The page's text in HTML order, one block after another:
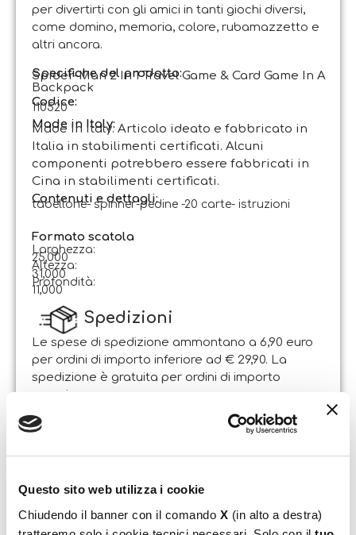
Questo sito web utilizza i cookie
Chiudendo il banner con il comando X (in alto a destra)
per divertirti con gli amici in tanti giochi diversi,
come domino, memoria, colore, rubamazzetto e
altri ancora.
Specifiche del prodotto:
Spider-Man 2 In 1 Travel Game & Card Game In A
Backpack
Codice:
110520
Made in Italy:
Made in Italy. Articolo ideato e fabbricato in
Italia in stabilimenti certificati. Alcuni
componenti potrebbero essere fabbricati in
Cina in stabilimenti certificati.
Contenuti e dettagli:
tabellone- spinner-pedine -20 carte- istruzioni
Formato scatola
Larghezza:
25,000
Altezza:
31,000
Profondità:
11,000
Spedizioni
Le spese di spedizione ammontano a 6,90 euro
per ordini di importo inferiore ad € 29,90. La
spedizione è gratuita per ordini di importo
superiore.
Il pacco sarà spedito entro 1-2 giorni lavorativi
domenica non si effettuano spedizioni.
Resi
Il Cliente può esercitare il diritto di recesso entro e
non oltre 14 giorni lavorativi dalla data di